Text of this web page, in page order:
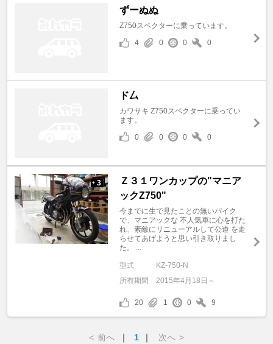
ずーぬぬ
Z750スペクターに乗っています。
4
0 0 0
ド厶
カワサキ Z750スペクターに乗ってい
ます。
0
0 0 0
+ 3
Ｚ３１ワンカップの"マニア
ックZ750"
今までに生で見たことの無いバイク
で、マニアックな 不人気車に心を打た
れ、素敵にリニューアルして公道 を走
らせてあげようと思い引き取りまし
た。 ...
型式
KZ-750-N
所有期間
2015年4月18日～
20 1 0 9
< 前へ ｜ 1 ｜ 次へ >